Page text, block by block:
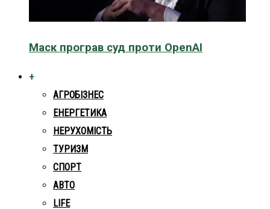
Маск програв суд проти OpenAI
+
АГРОБІЗНЕС
ЕНЕРГЕТИКА
НЕРУХОМІСТЬ
ТУРИЗМ
СПОРТ
АВТО
LIFE